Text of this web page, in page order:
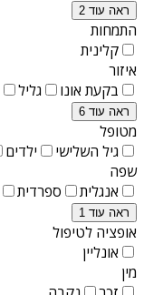
ראה עוד 2
התמחות
קלינית
איזור
בקעת אונו
גליל
ראה עוד 6
מטופל
גיל השלישי
ילדים
שפה
אנגלית
ספרדית
ראה עוד 1
אופציה לטיפול
אונליין
מין